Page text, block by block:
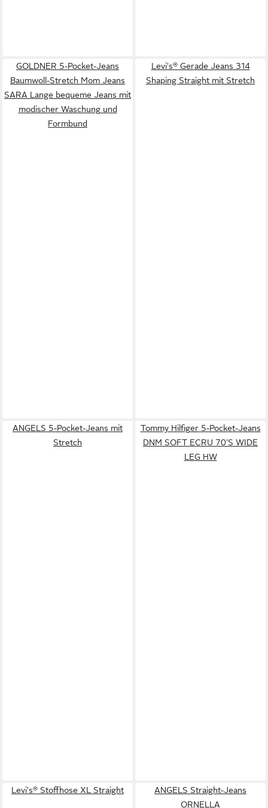
GOLDNER 5-Pocket-Jeans
Baumwoll-Stretch Mom Jeans
SARA Lange bequeme Jeans mit
modischer Waschung und
Formbund
Levi's® Gerade Jeans 314
Shaping Straight mit Stretch
ANGELS 5-Pocket-Jeans mit
Stretch
Tommy Hilfiger 5-Pocket-Jeans
DNM SOFT ECRU 70'S WIDE
LEG HW
Levi's® Stoffhose XL Straight
ANGELS Straight-Jeans
ORNELLA